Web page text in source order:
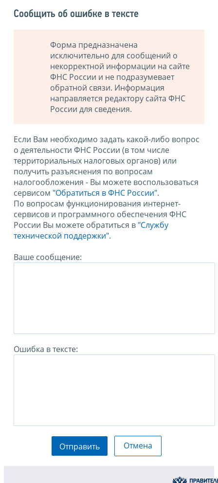
Сообщить об ошибке в тексте
Форма предназначена
исключительно для сообщений о
некорректной информации на сайте
ФНС России и не подразумевает
обратной связи. Информация
направляется редактору сайта ФНС
России для сведения.
Если Вам необходимо задать какой-либо вопрос
о деятельности ФНС России (в том числе
территориальных налоговых органов) или
получить разъяснения по вопросам
налогообложения - Вы можете воспользоваться
сервисом "Обратиться в ФНС России".
По вопросам функционирования интернет-
сервисов и программного обеспечения ФНС
России Вы можете обратиться в "Службу
технической поддержки".
Ваше сообщение:
Ошибка в тексте:
Отправить Отмена